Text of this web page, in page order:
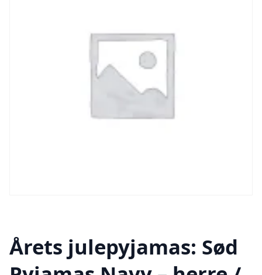
Årets julepyjamas: Sød